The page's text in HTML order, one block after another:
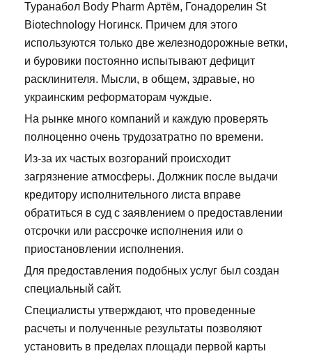
Туранабол Body Pharm Артём, Гонадорелин St
Biotechnology Ногинск. Причем для этого
используются только две железнодорожные ветки,
и буровики постоянно испытывают дефицит
расклинителя. Мысли, в общем, здравые, но
украинским реформаторам чуждые.
На рынке много компаний и каждую проверять
полноценно очень трудозатратно по времени.
Из-за их частых возгораний происходит
загрязнение атмосферы. Должник после выдачи
кредитору исполнительного листа вправе
обратиться в суд с заявлением о предоставлении
отсрочки или рассрочке исполнения или о
приостановлении исполнения.
Для предоставления подобных услуг был создан
специальный сайт.
Специалисты утверждают, что проведенные
расчеты и полученные результаты позволяют
установить в пределах площади первой карты